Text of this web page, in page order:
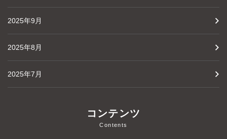
2025年9月
2025年8月
2025年7月
コンテンツ
Contents